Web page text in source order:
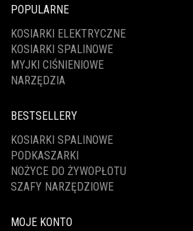
POPULARNE
KOSIARKI ELEKTRYCZNE
KOSIARKI SPALINOWE
MYJKI CIŚNIENIOWE
NARZĘDZIA
BESTSELLERY
KOSIARKI SPALINOWE
PODKASZARKI
NOŻYCE DO ŻYWOPŁOTU
SZAFY NARZĘDZIOWE
MOJE KONTO